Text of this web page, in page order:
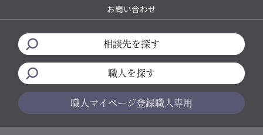
お問い合わせ
相談先を探す
職人を探す
職人マイページ登録職人専用